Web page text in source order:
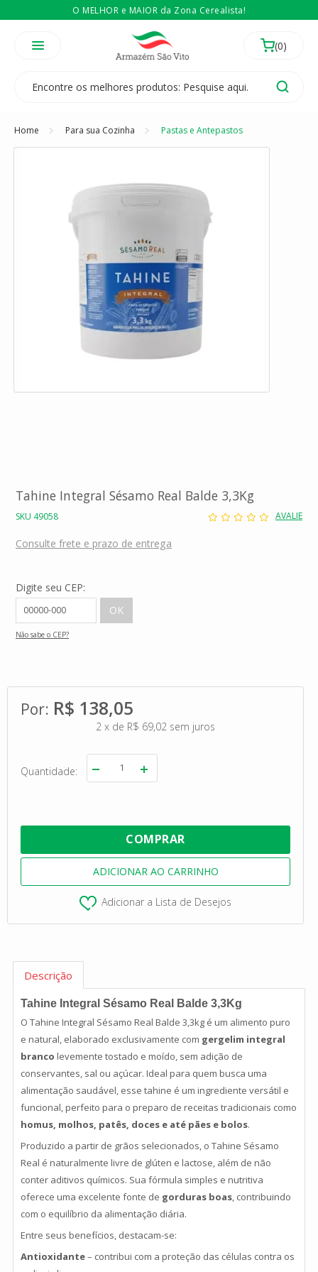
O MELHOR e MAIOR da Zona Cerealista!
Temos 3 lojas físicas na Zona Cerealista de São Paulo!
É revendedor? EntãoCompre no atacado
Home Para sua Cozinha Pastas e Antepastos
Tahine Integral Sésamo Real Balde 3,3Kg
SKU 49058 AVALIE
Consulte frete e prazo de entrega
Digite seu CEP:
Não sabe o CEP?
R$ 138,05
2 x de R$ 69,02 sem juros
Quantidade
Adicionar a Lista de Desejos
Descrição
Tahine Integral Sésamo Real Balde 3,3Kg
O Tahine Integral Sésamo Real Balde 3,3kg é um alimento puro
e natural, elaborado exclusivamente com gergelim integral
branco levemente tostado e moído, sem adição de
conservantes, sal ou açúcar. Ideal para quem busca uma
alimentação saudável, esse tahine é um ingrediente versátil e
funcional, perfeito para o preparo de receitas tradicionais como
homus, molhos, patês, doces e até pães e bolos.
Produzido a partir de grãos selecionados, o Tahine Sésamo
Real é naturalmente livre de glúten e lactose, além de não
conter aditivos químicos. Sua fórmula simples e nutritiva
oferece uma excelente fonte de gorduras boas , contribuindo
com o equilíbrio da alimentação diária.
Entre seus benefícios, destacam-se:
Antioxidante– contribui com a proteção das células contra os